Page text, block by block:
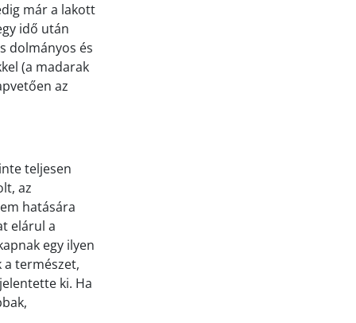
már a lakott
idő után
dolmányos és
(a madarak
az
teljesen
az
hatására
elárul a
egy ilyen
természet,
ki. Ha